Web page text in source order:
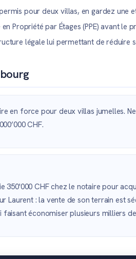
pour deux villas, en gardez une
Propriété par Étages (PPE) avant le
légale lui permettant de réduire
en force pour deux villas jumelles.
CHF.
CHF chez le notaire pour
: la vente de son terrain est
économiser plusieurs milliers